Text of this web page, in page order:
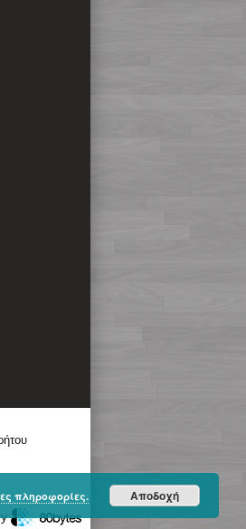
πληροφορίες. Αποδοχή